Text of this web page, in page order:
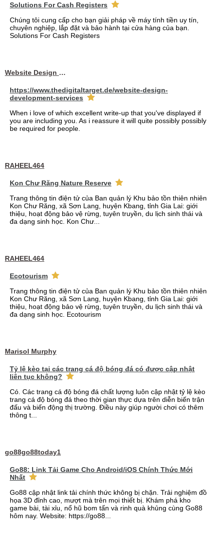
Solutions For Cash Registers
Chúng tôi cung cấp cho bạn giải pháp về máy tính tiền uy tín,
chuyên nghiệp, lắp đặt và bảo hành tại cửa hàng của bạn.
Solutions For Cash Registers
Website Design Services berin
https://www.thedigitaltarget.de/website-design-
development-services
When i love of which excellent write-up that you've displayed if
you are including you. As i reassure it will quite possibly possibly
be required for people.
RAHEEL464
Kon Chư Răng Nature Reserve
Trang thông tin điện tử của Ban quản lý Khu bảo tồn thiên nhiên
Kon Chư Răng, xã Sơn Lang, huyện Kbang, tỉnh Gia Lai: giới
thiệu, hoạt động bảo vệ rừng, tuyên truyền, du lịch sinh thái và
đa dạng sinh học. Kon Chư...
RAHEEL464
Ecotourism
Trang thông tin điện tử của Ban quản lý Khu bảo tồn thiên nhiên
Kon Chư Răng, xã Sơn Lang, huyện Kbang, tỉnh Gia Lai: giới
thiệu, hoạt động bảo vệ rừng, tuyên truyền, du lịch sinh thái và
đa dạng sinh học. Ecotourism
Marisol Murphy
Tỷ lệ kèo tại các trang cá độ bóng đá có được cập nhật
liên tục không?
Có. Các trang cá độ bóng đá chất lượng luôn cập nhật tỷ lệ kèo
trang cá độ bóng đá theo thời gian thực dựa trên diễn biến trận
đấu và biến động thị trường. Điều này giúp người chơi có thêm
thông t...
go88go88today1
Go88: Link Tải Game Cho Android/iOS Chính Thức Mới
Nhất
Go88 cập nhật link tải chính thức không bị chặn. Trải nghiệm đồ
họa 3D đỉnh cao, mượt mà trên mọi thiết bị. Khám phá kho
game bài, tài xỉu, nổ hũ bom tấn và rinh quà khủng cùng Go88
hôm nay. Website: https://go88...